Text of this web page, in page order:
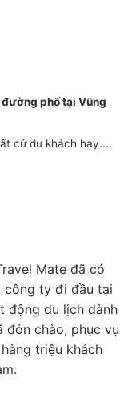
phố tại Vũng
cứ du khách hay....
Mate đã có
công ty đi đầu tại
động du lịch dành
đón chào, phục vụ
triệu khách